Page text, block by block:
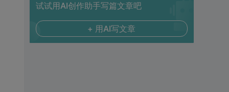
试试用AI创作助手写篇文章吧
+ 用AI写文章